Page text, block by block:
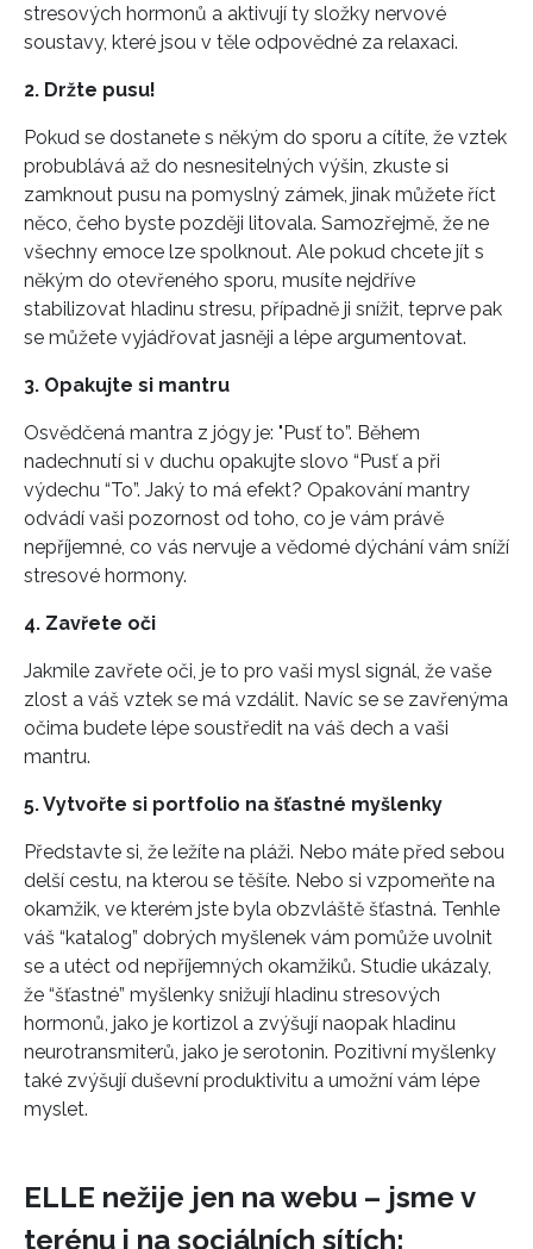
stresových hormonů a aktivují ty složky nervové
soustavy, které jsou v těle odpovědné za relaxaci.
2. Držte pusu!
Pokud se dostanete s někým do sporu a cítíte, že vztek
probublává až do nesnesitelných výšin, zkuste si
zamknout pusu na pomyslný zámek, jinak můžete říct
něco, čeho byste později litovala. Samozřejmě, že ne
všechny emoce lze spolknout. Ale pokud chcete jít s
někým do otevřeného sporu, musíte nejdříve
stabilizovat hladinu stresu, případně ji snížit, teprve pak
se můžete vyjádřovat jasněji a lépe argumentovat.
3. Opakujte si mantru
Osvědčená mantra z jógy je: "Pusť to”. Během
nadechnutí si v duchu opakujte slovo “Pusť a při
výdechu “To”. Jaký to má efekt? Opakování mantry
odvádí vaši pozornost od toho, co je vám právě
nepříjemné, co vás nervuje a vědomé dýchání vám sníží
stresové hormony.
4. Zavřete oči
Jakmile zavřete oči, je to pro vaši mysl signál, že vaše
zlost a váš vztek se má vzdálit. Navíc se se zavřenýma
očima budete lépe soustředit na váš dech a vaši
mantru.
5. Vytvořte si portfolio na šťastné myšlenky
Představte si, že ležíte na pláži. Nebo máte před sebou
delší cestu, na kterou se těšíte. Nebo si vzpomeňte na
okamžik, ve kterém jste byla obzvláště šťastná. Tenhle
váš “katalog” dobrých myšlenek vám pomůže uvolnit
se a utéct od nepříjemných okamžiků. Studie ukázaly,
že “šťastné” myšlenky snižují hladinu stresových
hormonů, jako je kortizol a zvýšují naopak hladinu
neurotransmiterů, jako je serotonin. Pozitivní myšlenky
také zvýšují duševní produktivitu a umožní vám lépe
myslet.
ELLE nežije jen na webu – jsme v
terénu i na sociálních sítích: